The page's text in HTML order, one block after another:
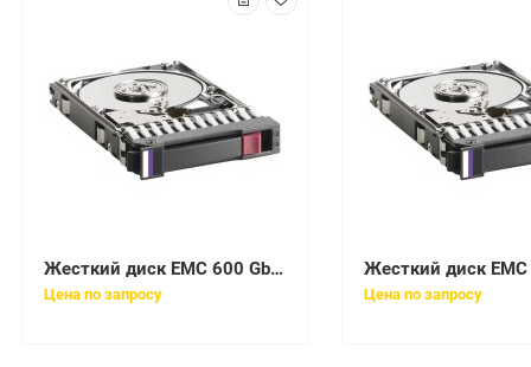
Жесткий диск EMC 600 Gb 10000 rpm SAS 2.5 HDD [005051955]
Цена по запросу Цена по запросу